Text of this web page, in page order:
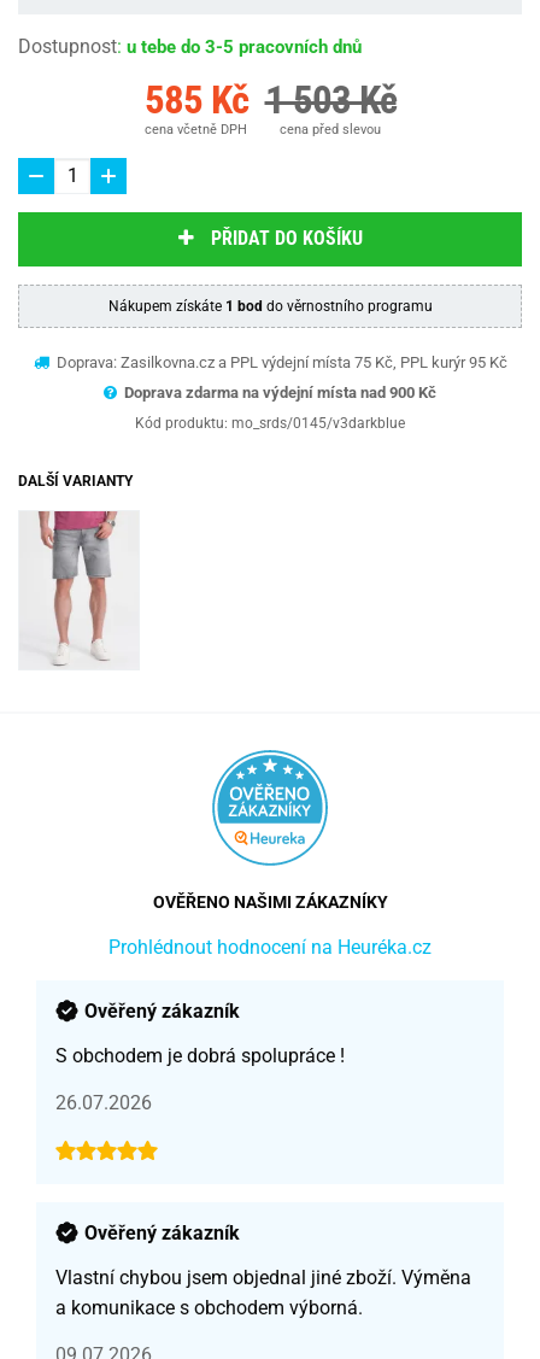
Dostupnost: u tebe do 3-5 pracovních dnů
585 Kč
cena včetně DPH
1 503 Kč
cena před slevou
PŘIDAT DO KOŠÍKU
Nákupem získáte 1 bod do věrnostního programu
Doprava: Zasilkovna.cz a PPL výdejní místa 75 Kč, PPL kurýr 95 Kč
Doprava zdarma na výdejní místa nad 900 Kč
Kód produktu: mo_srds/0145/v3darkblue
DALŠÍ VARIANTY
OVĚŘENO NAŠIMI ZÁKAZNÍKY
Prohlédnout hodnocení na Heuréka.cz
Ověřený zákazník
S obchodem je dobrá spolupráce !
26.07.2026
Ověřený zákazník
Vlastní chybou jsem objednal jiné zboží. Výměna
a komunikace s obchodem výborná.